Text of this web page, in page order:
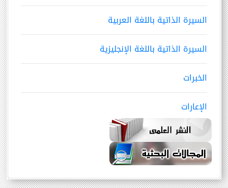
السيرة الذاتية باللغة العربية
السيرة الذاتية باللغة الإنجليزية
الخبرات
الإعارات